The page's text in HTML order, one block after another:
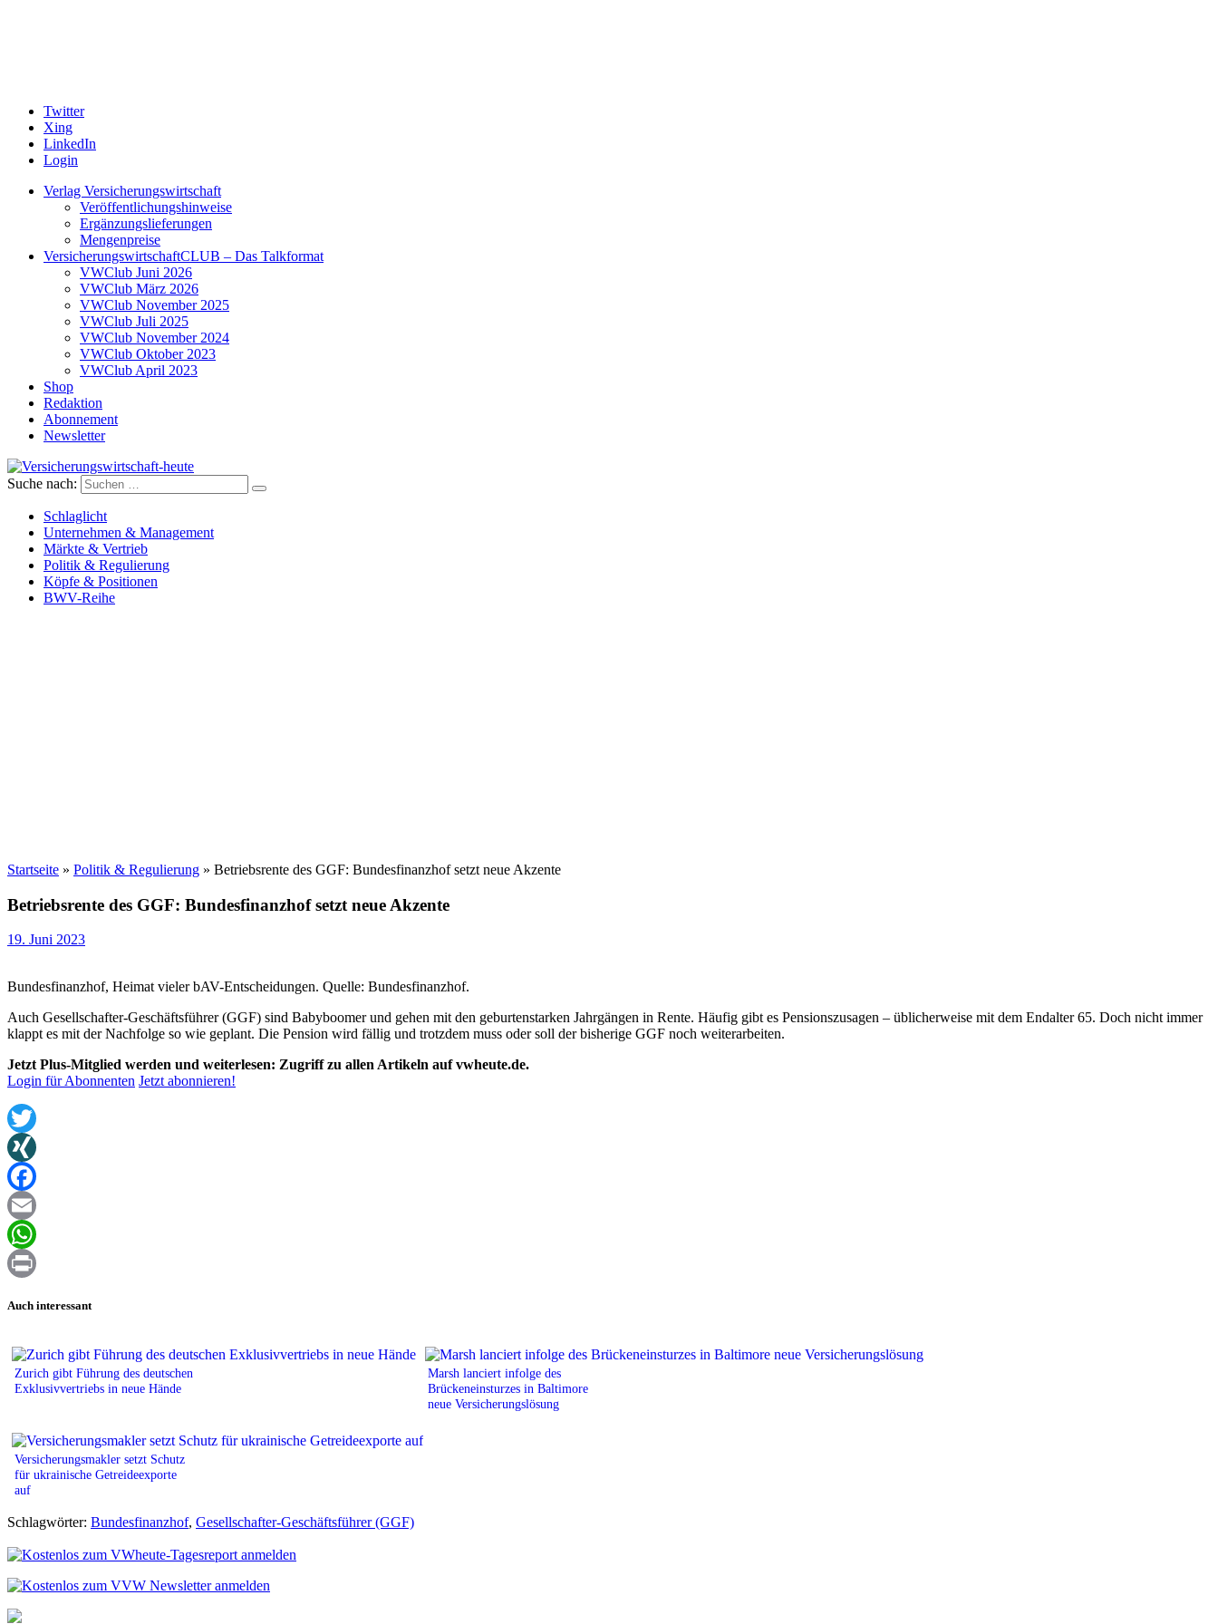
Twitter
Xing
LinkedIn
Login
Verlag Versicherungswirtschaft
Veröffentlichungshinweise
Ergänzungslieferungen
Mengenpreise
VersicherungswirtschaftCLUB – Das Talkformat
VWClub Juni 2026
VWClub März 2026
VWClub November 2025
VWClub Juli 2025
VWClub November 2024
VWClub Oktober 2023
VWClub April 2023
Shop
Redaktion
Abonnement
Newsletter
Versicherungswirtschaft-heute
Suche nach:
Schlaglicht
Unternehmen & Management
Märkte & Vertrieb
Politik & Regulierung
Köpfe & Positionen
BWV-Reihe
Startseite » Politik & Regulierung » Betriebsrente des GGF: Bundesfinanzhof setzt neue Akzente
Betriebsrente des GGF: Bundesfinanzhof setzt neue Akzente
19. Juni 2023
Bundesfinanzhof, Heimat vieler bAV-Entscheidungen. Quelle: Bundesfinanzhof.
Auch Gesellschafter-Geschäftsführer (GGF) sind Babyboomer und gehen mit den geburtenstarken Jahrgängen in Rente. Häufig gibt es Pensionszusagen – üblicherweise mit dem Endalter 65. Doch nicht immer
klappt es mit der Nachfolge so wie geplant. Die Pension wird fällig und trotzdem muss oder soll der bisherige GGF noch weiterarbeiten.
Jetzt Plus-Mitglied werden und weiterlesen: Zugriff zu allen Artikeln auf vwheute.de.
Login für Abonnenten Jetzt abonnieren!
Twitter
XING
Facebook
Email
WhatsApp
Auch interessant
Zurich gibt Führung des deutschen
Exklusivvertriebs in neue Hände
Marsh lanciert infolge des
Brückeneinsturzes in Baltimore
neue Versicherungslösung
Versicherungsmakler setzt Schutz
für ukrainische Getreideexporte
auf
Schlagwörter: Bundesfinanzhof, Gesellschafter-Geschäftsführer (GGF)